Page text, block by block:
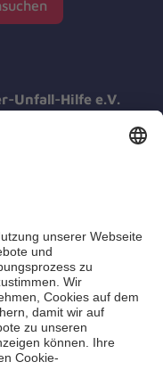
Unfall-Hilfe e.V.
führt das